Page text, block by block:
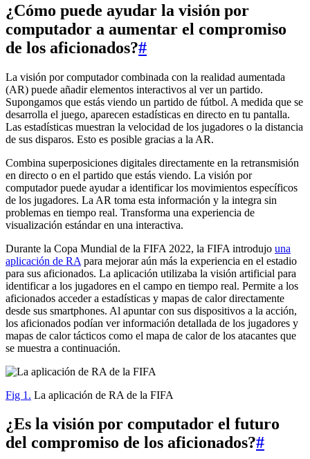
¿Cómo puede ayudar la visión por
computador a aumentar el compromiso
de los aficionados?#
La visión por computador combinada con la realidad aumentada
(AR) puede añadir elementos interactivos al ver un partido.
Supongamos que estás viendo un partido de fútbol. A medida que se
desarrolla el juego, aparecen estadísticas en directo en tu pantalla.
Las estadísticas muestran la velocidad de los jugadores o la distancia
de sus disparos. Esto es posible gracias a la AR.
Combina superposiciones digitales directamente en la retransmisión
en directo o en el partido que estás viendo. La visión por
computador puede ayudar a identificar los movimientos específicos
de los jugadores. La AR toma esta información y la integra sin
problemas en tiempo real. Transforma una experiencia de
visualización estándar en una interactiva.
Durante la Copa Mundial de la FIFA 2022, la FIFA introdujo una
aplicación de RA para mejorar aún más la experiencia en el estadio
para sus aficionados. La aplicación utilizaba la visión artificial para
identificar a los jugadores en el campo en tiempo real. Permite a los
aficionados acceder a estadísticas y mapas de calor directamente
desde sus smartphones. Al apuntar con sus dispositivos a la acción,
los aficionados podían ver información detallada de los jugadores y
mapas de calor tácticos como el mapa de calor de los atacantes que
se muestra a continuación.
Fig 1. La aplicación de RA de la FIFA
¿Es la visión por computador el futuro
del compromiso de los aficionados?#